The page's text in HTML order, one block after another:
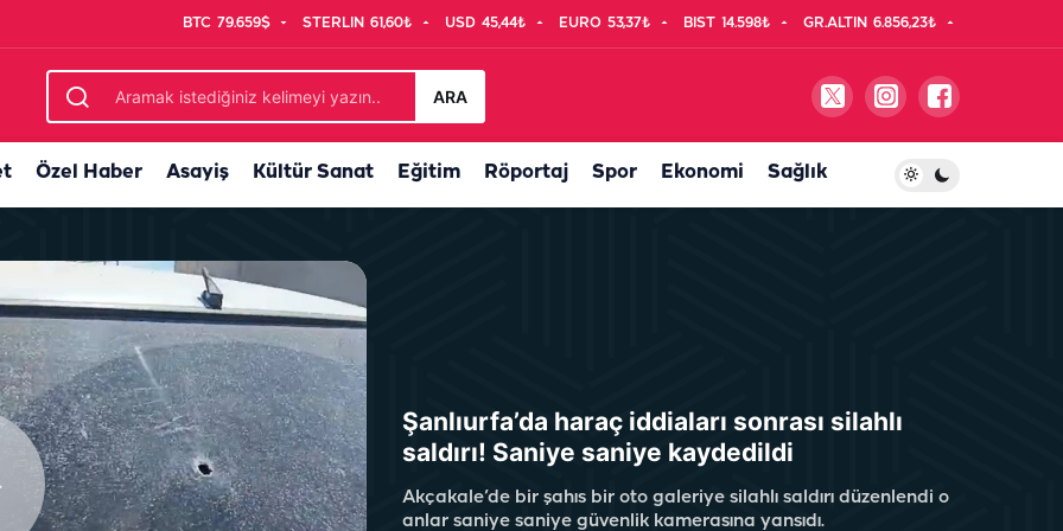
BTC 79.659$ STERLIN 61,60₺ USD 45,44₺ EURO 53,37₺ BIST 14.598₺ GR.ALTIN 6.856,23₺
ARA
Özel Haber Asayiş Kültür Sanat Eğitim Röportaj Spor Ekonomi Sağlık
Şanlıurfa’da haraç iddiaları sonrası silahlı
saldırı! Saniye saniye kaydedildi
Akçakale’de bir şahıs bir oto galeriye silahlı saldırı düzenlendi o
anlar saniye saniye güvenlik kamerasına yansıdı.
Yüzlerce kök ele geçirildi